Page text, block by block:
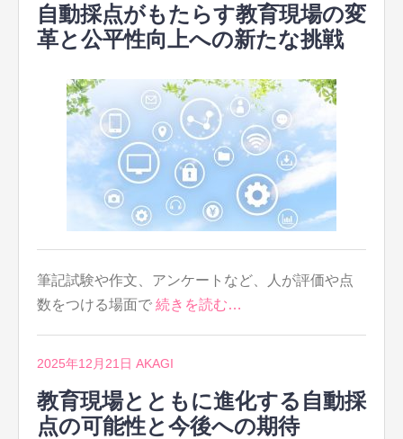
自動採点がもたらす教育現場の変
革と公平性向上への新たな挑戦
筆記試験や作文、アンケートなど、人が評価や点
数をつける場面で 続きを読む…
2025年12月21日 AKAGI
教育現場とともに進化する自動採
点の可能性と今後への期待